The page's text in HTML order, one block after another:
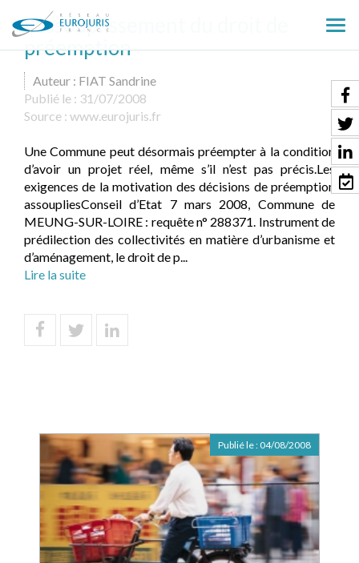
le
L'assouplissement du droit de
préemption
Auteur : FIAT Sandrine
Publié le : 31/07/2008
Source : www.eurojuris.fr
Une Commune peut désormais préempter à la condition
d’avoir un projet réel, même s’il n’est pas précis.Les
exigences de la motivation des décisions de préemption
assoupliesConseil d’Etat 7 mars 2008, Commune de
MEUNG-SUR-LOIRE : requête n° 288371. Instrument de
prédilection des collectivités en matière d’urbanisme et
d’aménagement, le droit de p...
Lire la suite
Publié le : 04/08/2008